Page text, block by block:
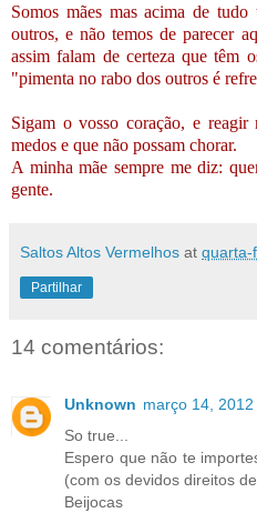
Somos mães mas acima de
outros, e não temos de parecer
assim falam de certeza que têm
"pimenta no rabo dos outros é
Sigam o vosso coração, e
medos e que não possam chorar.
A minha mãe sempre me diz:
gente.
Saltos Altos Vermelhos at quarta-
Partilhar
14 comentários:
Unknown março 14, 2012
So true...
Espero que não te
(com os devidos direitos
Beijocas